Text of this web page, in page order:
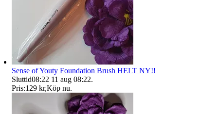
Sense of Youty Foundation Brush HELT NY!!
Sluttid08:22 11 aug 08:22.
Pris:129 kr,Köp nu.